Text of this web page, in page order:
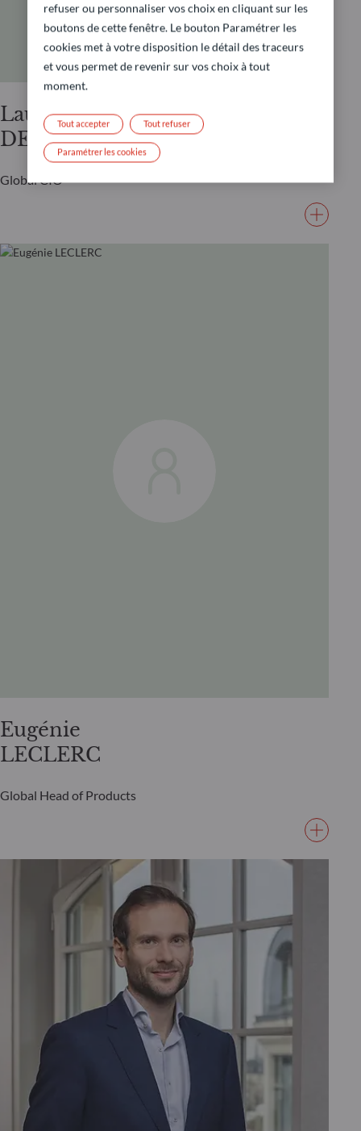
Laurent
DENIZE
Global CIO
Eugénie
LECLERC
Global Head of Products
refuser ou personnaliser vos choix en cliquant sur les
boutons de cette fenêtre. Le bouton Paramétrer les
cookies met à votre disposition le détail des traceurs
et vous permet de revenir sur vos choix à tout
moment.
Tout refuser
Tout accepter
Paramétrer les cookies